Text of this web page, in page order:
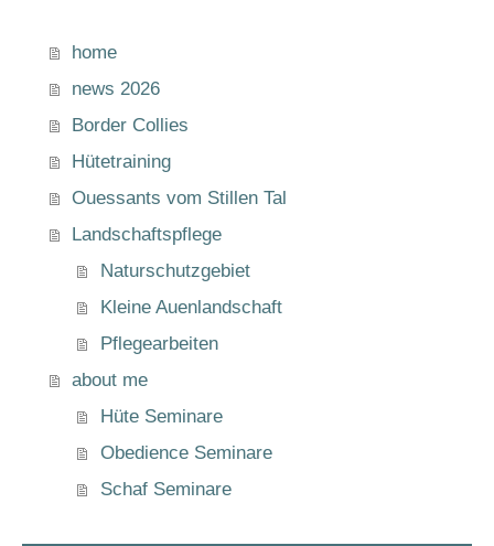
home
news 2026
Border Collies
Hütetraining
Ouessants vom Stillen Tal
Landschaftspflege
Naturschutzgebiet
Kleine Auenlandschaft
Pflegearbeiten
about me
Hüte Seminare
Obedience Seminare
Schaf Seminare